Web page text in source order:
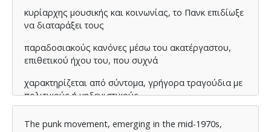
κυρίαρχης μουσικής και κοινωνίας, το Πανκ επιδίωξε
να διαταράξει τους
παραδοσιακούς κανόνες μέσω του ακατέργαστου,
επιθετικού ήχου του, που συχνά
χαρακτηρίζεται από σύντομα, γρήγορα τραγούδια με
πολιτικούς ή μηδενιστικούς
The punk movement, emerging in the mid-1970s,